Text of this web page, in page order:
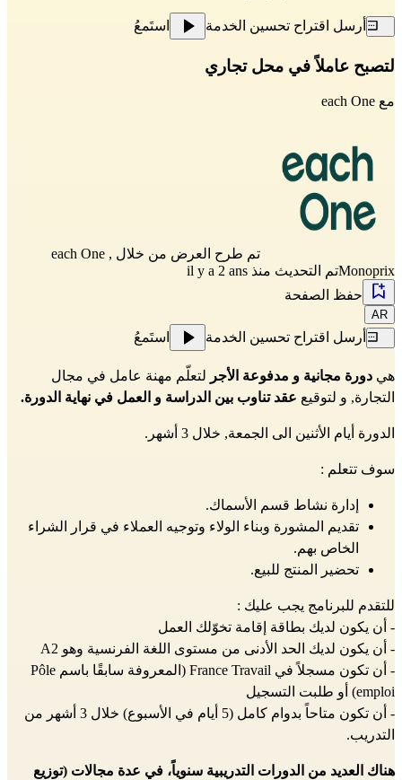
أرسل اقتراح تحسين الخدمة استَمعُ
لتصبح عاملاً في محل تجاري
مع each One
تم طرح العرض من خلال each One ,
Monoprixتم التحديث منذ il y a 2 ans
حفظ الصفحة
AR
أرسل اقتراح تحسين الخدمة استَمعُ
هي دورة​ مجانية و مدفوعة الأجر لتعلّم مهنة عامل في مجال
التجارة, و لتوقيع عقد تناوب بين الدراسة و العمل في نهاية الدورة.
الدورة أيام الأثنين الى الجمعة, خلال 3 أشهر.
سوف تتعلم :
إدارة نشاط قسم الأسماك.
تقديم المشورة وبناء الولاء وتوجيه العملاء في قرار الشراء
الخاص بهم.
تحضير المنتج للبيع.
للتقدم للبرنامج يجب عليك :
- أن يكون لديك بطاقة إقامة تخوّلك العمل
- أن يكون لديك الحد الأدنى من مستوى اللغة الفرنسية وهو A2
- أن تكون مسجلاً في France Travail (المعروفة سابقًا باسم Pôle
emploi) أو طلبت التسجيل
- أن تكون متاحاً بدوام كامل (5 أيام في الأسبوع) خلال 3 أشهر من
التدريب.
هناك العديد من الدورات التدريبية سنوياً، في عدة مجالات (توزيع